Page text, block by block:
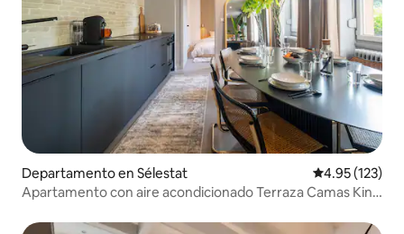
Departamento en Sélestat Calificación
4.95 (123)
Apartamento con aire acondicionado Terraza Camas King